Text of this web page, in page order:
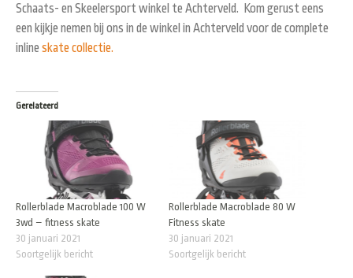
Schaats- en Skeelersport winkel te Achterveld. Kom gerust eens
een kijkje nemen bij ons in de winkel in Achterveld voor de complete
inline skate collectie.
Gerelateerd
Rollerblade Macroblade 100 W
3wd – fitness skate
30 januari 2021
Soortgelijk bericht
Rollerblade Macroblade 80 W
Fitness skate
30 januari 2021
Soortgelijk bericht